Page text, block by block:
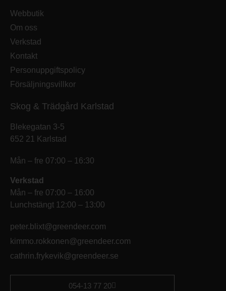
Webbutik
Om oss
Verkstad
Kontakt
Personuppgiftspolicy
Försäljningsvillkor
Skog & Trädgård Karlstad
Blekegatan 3-5
652 21 Karlstad
Mån – fre 07:00 – 16:30
Verkstad
Mån – fre 07:00 – 16:00
Lunchstängt 12:00 – 13:00
peter.blixt@greendeer.com
kimmo.rokkonen@greendeer.com
cathrin.frykevik@greendeer.se
054-13 77 20